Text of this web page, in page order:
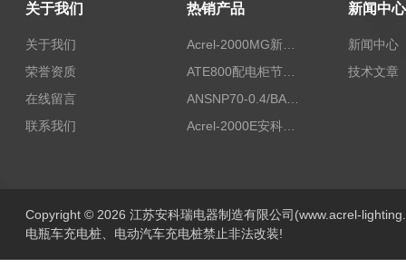
关于我们
关于我们
荣誉资质
在线留言
联系我们
热销产品
Acrel-2000MG新能源消纳安科瑞微电网能量管理系统
ATE800配电柜节点无线测温/表带捆绑/无源感应取电
ANSNP70-0.4/BANSNP中线安防保护器 治理三相不平衡
Acrel-2000E安科瑞Acrel配电室综合监控系统
新闻中心
新闻中心
技术文章
Copyright © 2026 江苏安科瑞电器制造有限公司(www.acrel-
电瓶车充电桩、电动汽车充电桩禁止非法改装!